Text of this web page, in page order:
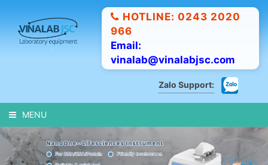
HOTLINE: 0243 2020
966
Email:
vinalab@vinalabjsc.com
Zalo Support:
MENU